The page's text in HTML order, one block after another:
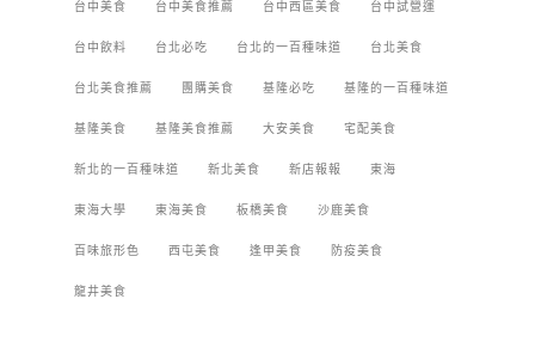
台中美食 台中美食推薦 台中西區美食 台中試營運
台中飲料 台北必吃 台北的一百種味道 台北美食
台北美食推薦 團購美食 基隆必吃 基隆的一百種味道
基隆美食 基隆美食推薦 大安美食 宅配美食
新北的一百種味道 新北美食 新店報報 東海
東海大學 東海美食 板橋美食 沙鹿美食
百味旅形色 西屯美食 逢甲美食 防疫美食
龍井美食